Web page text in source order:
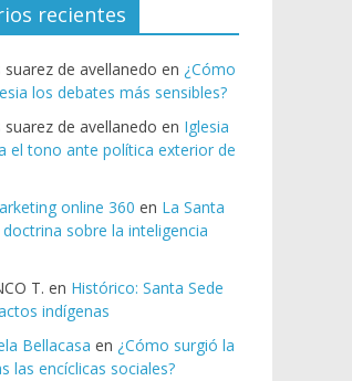
recientes
de avellanedo en ¿Cómo
los debates más sensibles?
de avellanedo en Iglesia
el tono ante política exterior de
online 360 en La Santa
sobre la inteligencia
T. en Histórico: Santa Sede
indígenas
Bellacasa en ¿Cómo surgió la
las encíclicas sociales?